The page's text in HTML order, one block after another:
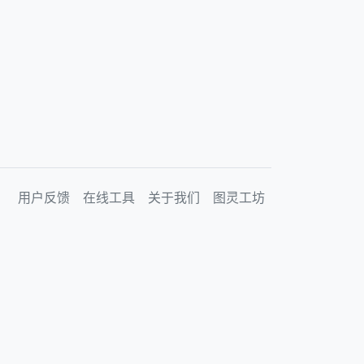
用户反馈 在线工具 关于我们 图灵工坊